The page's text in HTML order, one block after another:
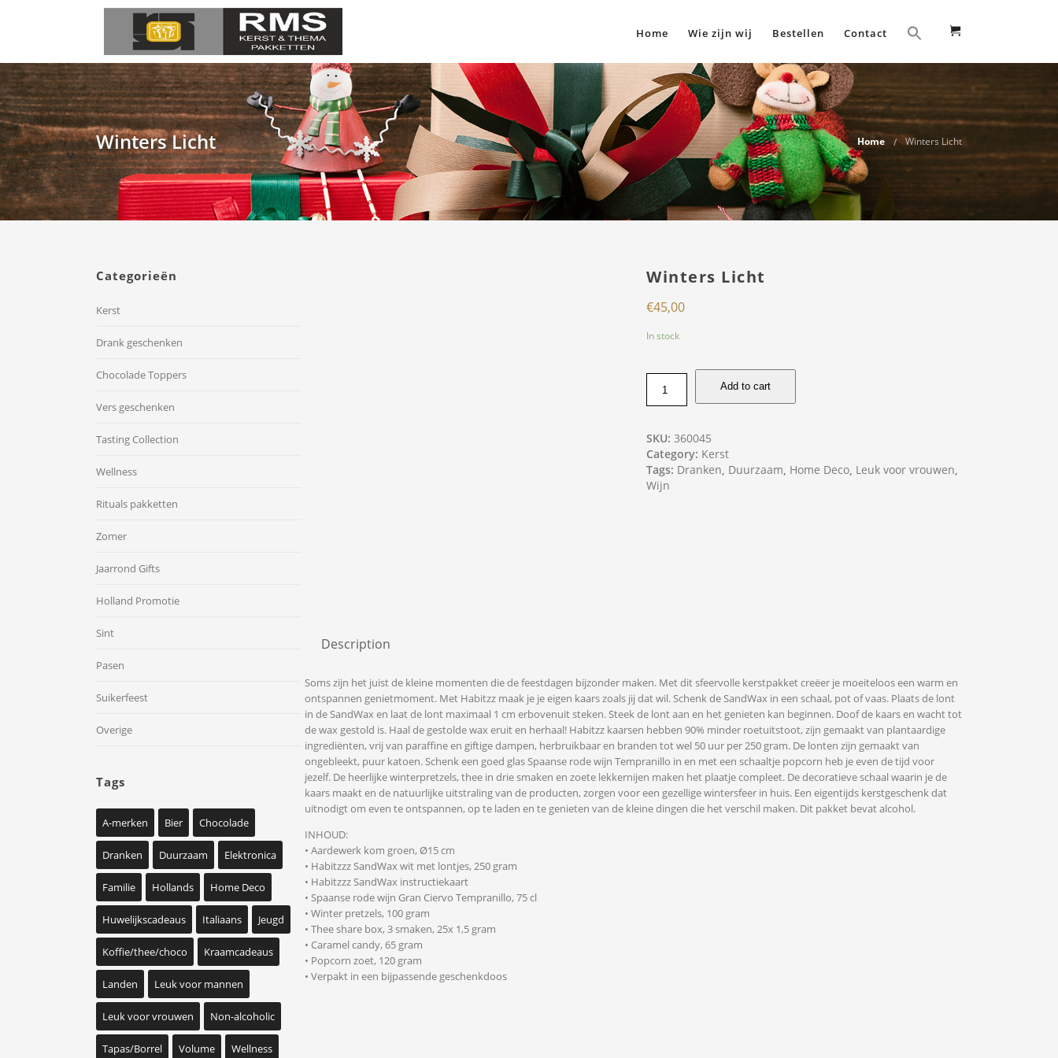
Home Wie zijn wij Bestellen Contact
Winters Licht Home Winters Licht
Categorieën
Kerst
Drank geschenken
Chocolade Toppers
Vers geschenken
Tasting Collection
Wellness
Rituals pakketten
Zomer
Jaarrond Gifts
Holland Promotie
Sint
Pasen
Suikerfeest
Overige
Tags
A-merken Bier Chocolade
Dranken Duurzaam Elektronica
Familie Hollands Home Deco
Huwelijkscadeaus Italiaans Jeugd
Koffie/thee/choco Kraamcadeaus
Landen Leuk voor mannen
Leuk voor vrouwen Non-alcoholic
Tapas/Borrel Volume Wellness
Winters Licht
€45,00
In stock
Add to cart
SKU:360045
Category: Kerst
Tags: Dranken, Duurzaam, Home Deco, Leuk voor vrouwen,
Wijn
Description
Soms zijn het juist de kleine momenten die de feestdagen bijzonder maken. Met dit sfeervolle kerstpakket creëer je moeiteloos een warm en
ontspannen genietmoment. Met Habitzz maak je je eigen kaars zoals jij dat wil. Schenk de SandWax in een schaal, pot of vaas. Plaats de lont
in de SandWax en laat de lont maximaal 1 cm erbovenuit steken. Steek de lont aan en het genieten kan beginnen. Doof de kaars en wacht tot
de wax gestold is. Haal de gestolde wax eruit en herhaal! Habitzz kaarsen hebben 90% minder roetuitstoot, zijn gemaakt van plantaardige
ingrediënten, vrij van paraffine en giftige dampen, herbruikbaar en branden tot wel 50 uur per 250 gram. De lonten zijn gemaakt van
ongebleekt, puur katoen. Schenk een goed glas Spaanse rode wijn Tempranillo in en met een schaaltje popcorn heb je even de tijd voor
jezelf. De heerlijke winterpretzels, thee in drie smaken en zoete lekkernijen maken het plaatje compleet. De decoratieve schaal waarin je de
kaars maakt en de natuurlijke uitstraling van de producten, zorgen voor een gezellige wintersfeer in huis. Een eigentijds kerstgeschenk dat
uitnodigt om even te ontspannen, op te laden en te genieten van de kleine dingen die het verschil maken. Dit pakket bevat alcohol.
INHOUD:
• Aardewerk kom groen, Ø15 cm
• Habitzzz SandWax wit met lontjes, 250 gram
• Habitzzz SandWax instructiekaart
• Spaanse rode wijn Gran Ciervo Tempranillo, 75 cl
• Winter pretzels, 100 gram
• Thee share box, 3 smaken, 25x 1,5 gram
• Caramel candy, 65 gram
• Popcorn zoet, 120 gram
• Verpakt in een bijpassende geschenkdoos